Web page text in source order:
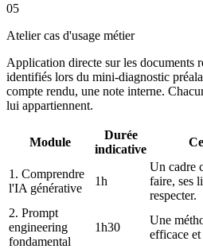
05
Atelier cas d'usage métier
Application directe sur les documents
identifiés lors du mini-diagnostic
compte rendu, une note interne.
lui appartiennent.
Module
Durée
indicative
1. Comprendre
l'IA générative
1h
Un cadre
faire, ses
respecter.
2. Prompt
engineering
fondamental
1h30
Une
efficace